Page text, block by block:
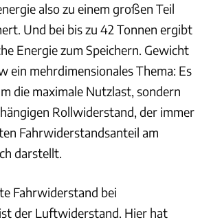
also zu einem großen Teil
Und bei bis zu 42 Tonnen ergibt
Energie zum Speichern. Gewicht
ein mehrdimensionales Thema: Es
die maximale Nutzlast, sondern
Rollwiderstand, der immer
Fahrwiderstandsanteil am
darstellt.
Fahrwiderstand bei
der Luftwiderstand. Hier hat